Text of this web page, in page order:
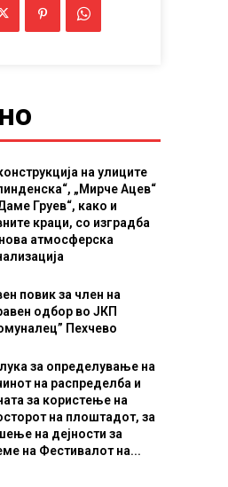
на улиците
„Мирче Ацев“
Груев“, како и
краци, со изградба
атмосферска
повик за член на
одбор во ЈКП
Пехчево
за определување на
на распределба и
за користење на
на плоштадот, за
на дејности за
на Фестивалот на...